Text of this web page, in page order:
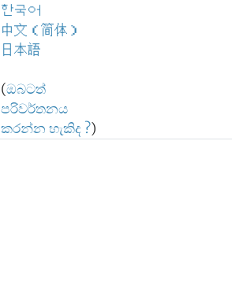
한국어
中文（简体）
日本語
(ඔබටත්
පරිවර්තනය
කරන්න හැකිද ?)